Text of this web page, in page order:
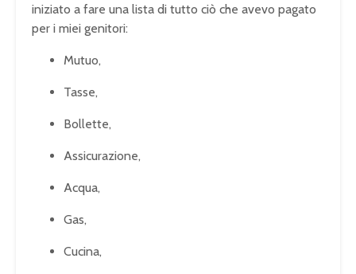
iniziato a fare una lista di tutto ciò che avevo pagato
per i miei genitori:
Mutuo,
Tasse,
Bollette,
Assicurazione,
Acqua,
Gas,
Cucina,